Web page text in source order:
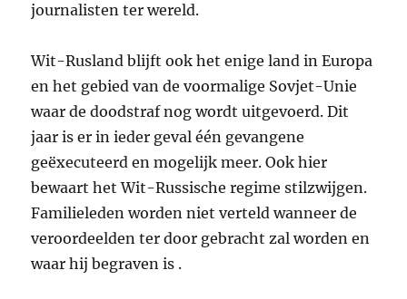
journalisten ter wereld.
Wit-Rusland blijft ook het enige land in Europa
en het gebied van de voormalige Sovjet-Unie
waar de doodstraf nog wordt uitgevoerd. Dit
jaar is er in ieder geval één gevangene
geëxecuteerd en mogelijk meer. Ook hier
bewaart het Wit-Russische regime stilzwijgen.
Familieleden worden niet verteld wanneer de
veroordeelden ter door gebracht zal worden en
waar hij begraven is .